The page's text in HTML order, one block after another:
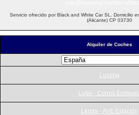
Alquiler de Coches
Lucena
Lugo - Curros
Lérida - AVE Estación
Servicio ofrecido por Black and White Car SL. Domicilio
(Alicante) CP 03730